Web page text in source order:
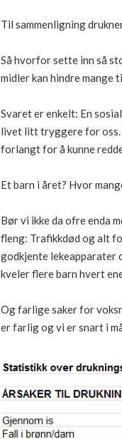
Til sammenligning
Så hvorfor sette inn så
midler kan hindre mange
Svaret er enkelt: En
livet litt tryggere for oss.
forlangt for å kunne
Et barn i året? Hvor
Bør vi ikke da ofre enda
fleng: Trafikkdød og alt
godkjente lekeapparater
kveler flere barn hvert
Og farlige saker for
er farlig og vi er snart i